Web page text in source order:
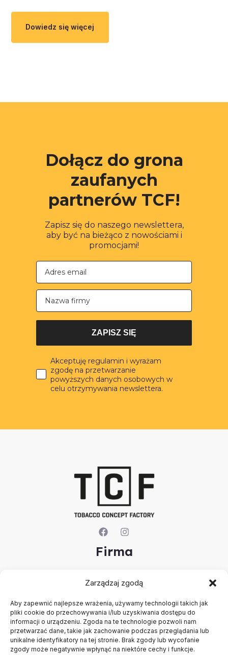
Zarządzaj zgodą
Aby zapewnić najlepsze wrażenia, używamy technologii takich jak
pliki cookie do przechowywania i/lub uzyskiwania dostępu do
informacji o urządzeniu. Zgoda na te technologie pozwoli nam
przetwarzać dane, takie jak zachowanie podczas przeglądania lub
unikalne identyfikatory na tej stronie. Brak zgody lub wycofanie
zgody może negatywnie wpłynąć na niektóre cechy i funkcje.
Dowiedz się więcej
Dołącz do grona
zaufanych
partnerów TCF!
Zapisz się do naszego newslettera,
aby być na bieżąco z nowościami i
promocjami!
Nazwa firmy
ZAPISZ SIĘ
Akceptuję regulamin i wyrażam
zgodę na przetwarzanie
powyższych danych osobowych w
celu otrzymywania newslettera.
Firma
Kontakt
Konto
Polityka prywatności
Regulamin